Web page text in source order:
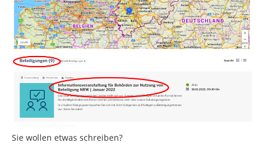
Sie wollen etwas schreiben?